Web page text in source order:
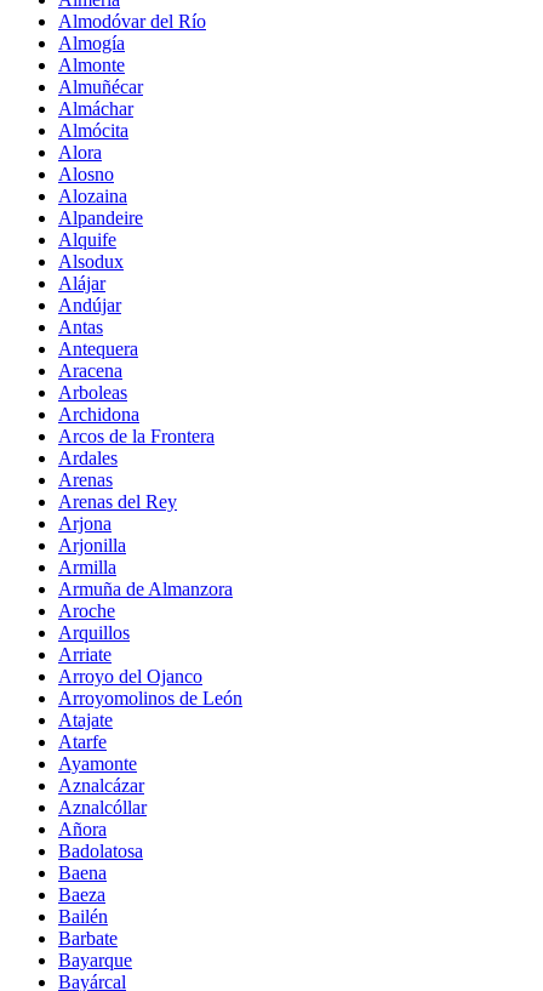
Almodóvar del Río
Almogía
Almonte
Almuñécar
Almáchar
Almócita
Alora
Alosno
Alozaina
Alpandeire
Alquife
Alsodux
Alájar
Andújar
Antas
Antequera
Aracena
Arboleas
Archidona
Arcos de la Frontera
Ardales
Arenas
Arenas del Rey
Arjona
Arjonilla
Armilla
Armuña de Almanzora
Aroche
Arquillos
Arriate
Arroyo del Ojanco
Arroyomolinos de León
Atajate
Atarfe
Ayamonte
Aznalcázar
Aznalcóllar
Añora
Badolatosa
Baena
Baeza
Bailén
Barbate
Bayarque
Bayárcal